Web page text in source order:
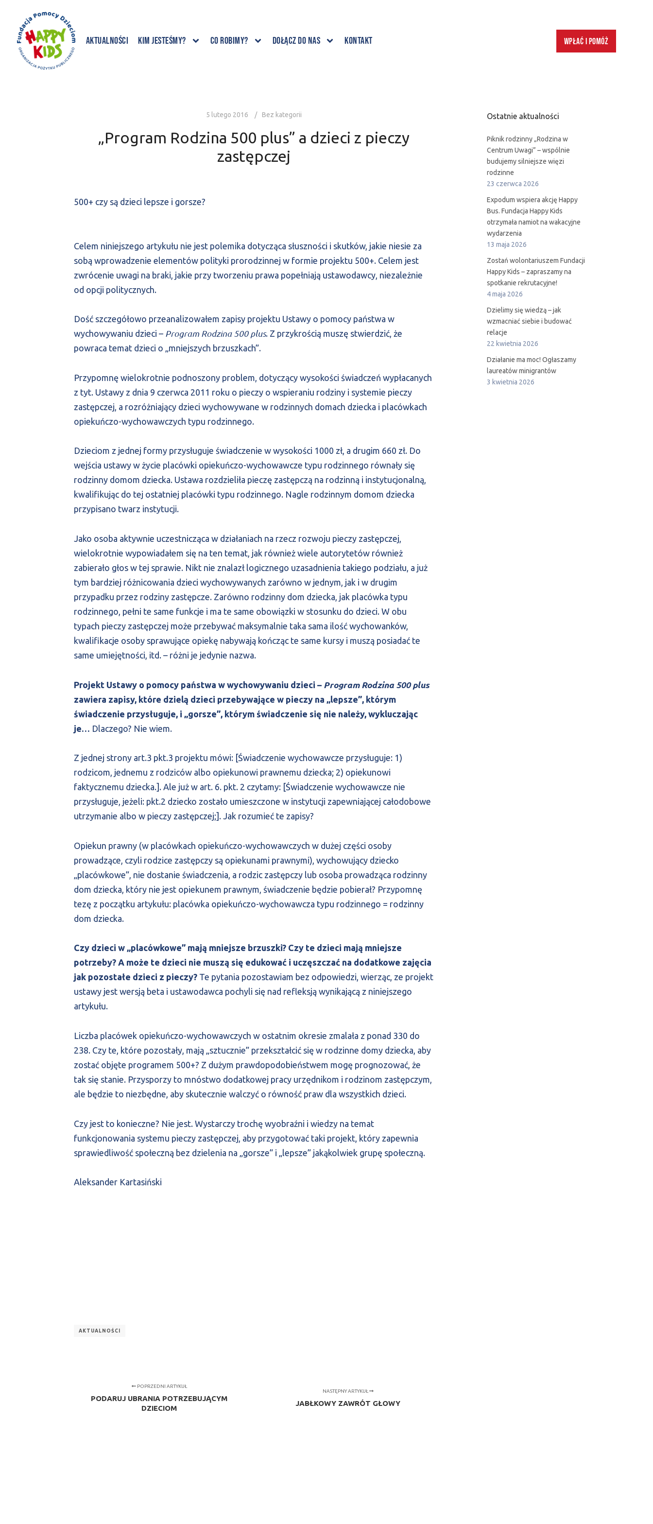
Aktualności Kim jesteśmy? Co robimy? Dołącz do nas Kontakt Wpłać i pomóż
5 lutego 2016 Bez kategorii
„Program Rodzina 500 plus” a dzieci z pieczy
zastępczej
500+ czy są dzieci lepsze i gorsze?
Celem niniejszego artykułu nie jest polemika dotycząca słuszności i skutków, jakie niesie za
sobą wprowadzenie elementów polityki prorodzinnej w formie projektu 500+. Celem jest
zwrócenie uwagi na braki, jakie przy tworzeniu prawa popełniają ustawodawcy, niezależnie
od opcji politycznych.
Dość szczegółowo przeanalizowałem zapisy projektu Ustawy o pomocy państwa w
wychowywaniu dzieci – Program Rodzina 500 plus. Z przykrością muszę stwierdzić, że
powraca temat dzieci o „mniejszych brzuszkach”.
Przypomnę wielokrotnie podnoszony problem, dotyczący wysokości świadczeń wypłacanych
z tyt. Ustawy z dnia 9 czerwca 2011 roku o pieczy o wspieraniu rodziny i systemie pieczy
zastępczej, a rozróżniający dzieci wychowywane w rodzinnych domach dziecka i placówkach
opiekuńczo-wychowawczych typu rodzinnego.
Dzieciom z jednej formy przysługuje świadczenie w wysokości 1000 zł, a drugim 660 zł. Do
wejścia ustawy w życie placówki opiekuńczo-wychowawcze typu rodzinnego równały się
rodzinny domom dziecka. Ustawa rozdzieliła pieczę zastępczą na rodzinną i instytucjonalną,
kwalifikując do tej ostatniej placówki typu rodzinnego. Nagle rodzinnym domom dziecka
przypisano twarz instytucji.
Jako osoba aktywnie uczestnicząca w działaniach na rzecz rozwoju pieczy zastępczej,
wielokrotnie wypowiadałem się na ten temat, jak również wiele autorytetów również
zabierało głos w tej sprawie. Nikt nie znalazł logicznego uzasadnienia takiego podziału, a już
tym bardziej różnicowania dzieci wychowywanych zarówno w jednym, jak i w drugim
przypadku przez rodziny zastępcze. Zarówno rodzinny dom dziecka, jak placówka typu
rodzinnego, pełni te same funkcje i ma te same obowiązki w stosunku do dzieci. W obu
typach pieczy zastępczej może przebywać maksymalnie taka sama ilość wychowanków,
kwalifikacje osoby sprawujące opiekę nabywają kończąc te same kursy i muszą posiadać te
same umiejętności, itd. – różni je jedynie nazwa.
Projekt Ustawy o pomocy państwa w wychowywaniu dzieci – Program Rodzina 500 plus
zawiera zapisy, które dzielą dzieci przebywające w pieczy na „lepsze”, którym
świadczenie przysługuje, i „gorsze”, którym świadczenie się nie należy, wykluczając
je… Dlaczego? Nie wiem.
Z jednej strony art.3 pkt.3 projektu mówi: [Świadczenie wychowawcze przysługuje: 1)
rodzicom, jednemu z rodziców albo opiekunowi prawnemu dziecka; 2) opiekunowi
faktycznemu dziecka.]. Ale już w art. 6. pkt. 2 czytamy: [Świadczenie wychowawcze nie
przysługuje, jeżeli: pkt.2 dziecko zostało umieszczone w instytucji zapewniającej całodobowe
utrzymanie albo w pieczy zastępczej;]. Jak rozumieć te zapisy?
Opiekun prawny (w placówkach opiekuńczo-wychowawczych w dużej części osoby
prowadzące, czyli rodzice zastępczy są opiekunami prawnymi), wychowujący dziecko
„placówkowe”, nie dostanie świadczenia, a rodzic zastępczy lub osoba prowadząca rodzinny
dom dziecka, który nie jest opiekunem prawnym, świadczenie będzie pobierał? Przypomnę
tezę z początku artykułu: placówka opiekuńczo-wychowawcza typu rodzinnego = rodzinny
dom dziecka.
Czy dzieci w „placówkowe” mają mniejsze brzuszki? Czy te dzieci mają mniejsze
potrzeby? A może te dzieci nie muszą się edukować i uczęszczać na dodatkowe zajęcia
jak pozostałe dzieci z pieczy? Te pytania pozostawiam bez odpowiedzi, wierząc, ze projekt
ustawy jest wersją beta i ustawodawca pochyli się nad refleksją wynikającą z niniejszego
artykułu.
Liczba placówek opiekuńczo-wychowawczych w ostatnim okresie zmalała z ponad 330 do
238. Czy te, które pozostały, mają „sztucznie” przekształcić się w rodzinne domy dziecka, aby
zostać objęte programem 500+? Z dużym prawdopodobieństwem mogę prognozować, że
tak się stanie. Przysporzy to mnóstwo dodatkowej pracy urzędnikom i rodzinom zastępczym,
ale będzie to niezbędne, aby skutecznie walczyć o równość praw dla wszystkich dzieci.
Czy jest to konieczne? Nie jest. Wystarczy trochę wyobraźni i wiedzy na temat
funkcjonowania systemu pieczy zastępczej, aby przygotować taki projekt, który zapewnia
sprawiedliwość społeczną bez dzielenia na „gorsze” i „lepsze” jakąkolwiek grupę społeczną.
Aleksander Kartasiński
AKTUALNOŚCI
POPRZEDNI ARTYKUŁ
PODARUJ UBRANIA POTRZEBUJĄCYM
DZIECIOM
NASTĘPNY ARTYKUŁ
JABŁKOWY ZAWRÓT GŁOWY
Ostatnie aktualności
Piknik rodzinny „Rodzina w
Centrum Uwagi” – wspólnie
budujemy silniejsze więzi
rodzinne
23 czerwca 2026
Expodum wspiera akcję Happy
Bus. Fundacja Happy Kids
otrzymała namiot na wakacyjne
wydarzenia
13 maja 2026
Zostań wolontariuszem Fundacji
Happy Kids – zapraszamy na
spotkanie rekrutacyjne!
4 maja 2026
Dzielimy się wiedzą – jak
wzmacniać siebie i budować
relacje
22 kwietnia 2026
Działanie ma moc! Ogłaszamy
laureatów minigrantów
3 kwietnia 2026